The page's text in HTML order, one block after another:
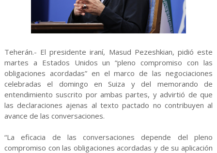
Teherán.- El presidente iraní, Masud Pezeshkian, pidió este
martes a Estados Unidos un “pleno compromiso con las
obligaciones acordadas” en el marco de las negociaciones
celebradas el domingo en Suiza y del memorando de
entendimiento suscrito por ambas partes, y advirtió de que
las declaraciones ajenas al texto pactado no contribuyen al
avance de las conversaciones.
“La eficacia de las conversaciones depende del pleno
compromiso con las obligaciones acordadas y de su aplicación